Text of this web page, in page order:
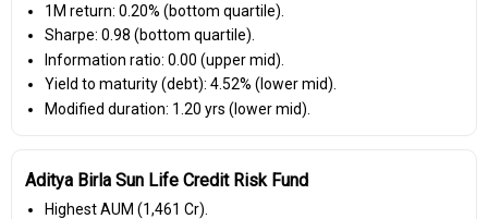
1M return: 0.20% (bottom quartile).
Sharpe: 0.98 (bottom quartile).
Information ratio: 0.00 (upper mid).
Yield to maturity (debt): 4.52% (lower mid).
Modified duration: 1.20 yrs (lower mid).
Aditya Birla Sun Life Credit Risk Fund
Highest AUM (₹1,461 Cr).